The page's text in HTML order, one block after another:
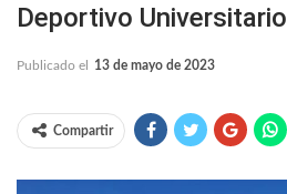
Deportivo Universitario
Publicado el 13 de mayo de 2023
Compartir